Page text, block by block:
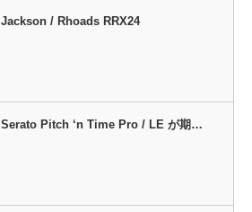
Jackson / Rhoads RRX24
Serato Pitch ‘n Time Pro / LE が期…